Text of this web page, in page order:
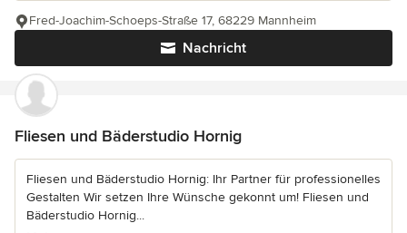
Nachricht
Fred-Joachim-Schoeps-Straße 17, 68229 Mannheim
Fliesen und Bäderstudio Hornig
Fliesen und Bäderstudio Hornig: Ihr Partner für professionelles
Gestalten Wir setzen Ihre Wünsche gekonnt um! Fliesen und
Bäderstudio Hornig...